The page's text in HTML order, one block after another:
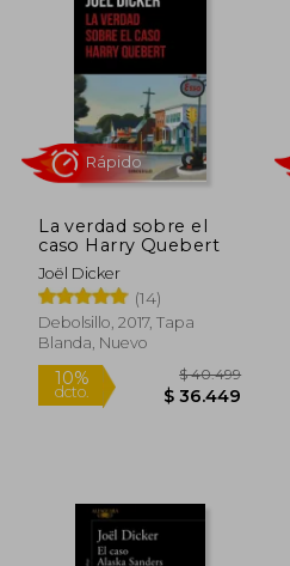
La verdad sobre el
caso Harry Quebert
Joël Dicker
(14)
Debolsillo, 2017, Tapa
Blanda, Nuevo
10%
dcto.
Rápido